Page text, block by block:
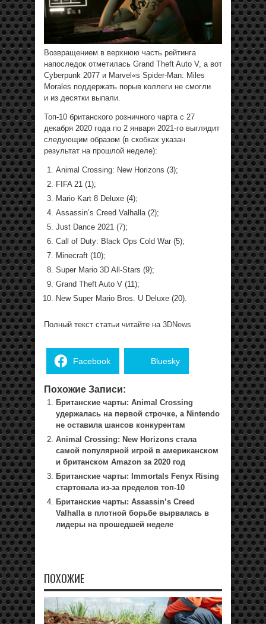
Возвращением в верхнюю часть рейтинга
напоследок отметилась Grand Theft Auto V, а вот
Cyberpunk 2077 и Marvel«s Spider-Man: Miles
Morales поддержать порыв коллеги не смогли
и из десятки выпали.
Топ-10 британского розничного чарта с 27
декабря 2020 года по 2 января 2021-го выглядит
следующим образом (в скобках указан
результат на прошлой неделе):
Animal Crossing: New Horizons (3);
FIFA 21 (1);
Mario Kart 8 Deluxe (4);
Assassin’s Creed Valhalla (2);
Just Dance 2021 (7);
Call of Duty: Black Ops Cold War (5);
Minecraft (10);
Super Mario 3D All-Stars (9);
Grand Theft Auto V (11);
New Super Mario Bros. U Deluxe (20).
Полный текст статьи читайте на 3DNews
Facebook Bluesky
Похожие Записи:
Британские чарты: Animal Crossing
удержалась на первой строчке, а Nintendo
не оставила шансов конкурентам
Animal Crossing: New Horizons стала
самой популярной игрой в американском
и британском Amazon за 2020 год
Британские чарты: Immortals Fenyx Rising
стартовала из-за пределов топ-10
Британские чарты: Assassin’s Creed
Valhalla в плотной борьбе вырвалась в
лидеры на прошедшей неделе
ПОХОЖИЕ